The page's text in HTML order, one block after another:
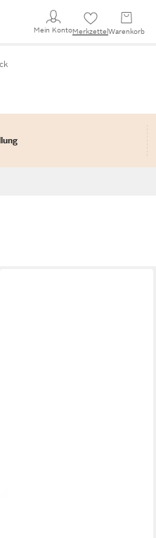
Mein KontoMerkzettel Warenkorb